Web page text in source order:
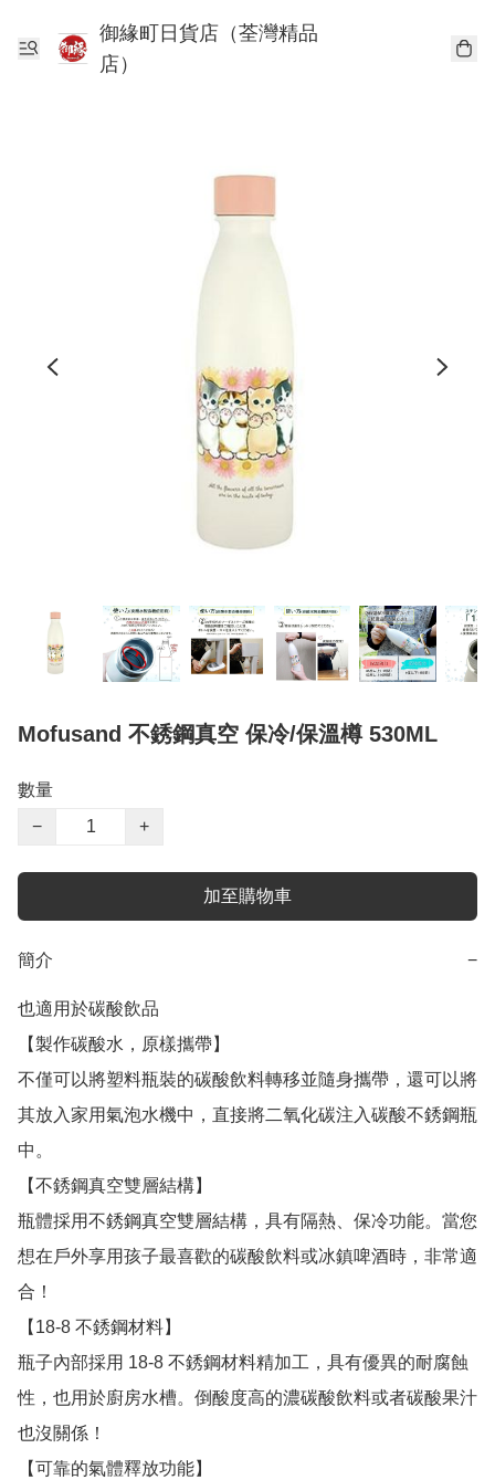
御緣町日貨店（荃灣精品
店）
Mofusand 不銹鋼真空 保冷/保溫樽 530ML
數量
−
+
加至購物車
簡介 −
也適用於碳酸飲品
【製作碳酸水，原樣攜帶】
不僅可以將塑料瓶裝的碳酸飲料轉移並隨身攜帶，還可以將
其放入家用氣泡水機中，直接將二氧化碳注入碳酸不銹鋼瓶
中。
【不銹鋼真空雙層結構】
瓶體採用不銹鋼真空雙層結構，具有隔熱、保冷功能。當您
想在戶外享用孩子最喜歡的碳酸飲料或冰鎮啤酒時，非常適
合！
【18-8 不銹鋼材料】
瓶子內部採用 18-8 不銹鋼材料精加工，具有優異的耐腐蝕
性，也用於廚房水槽。倒酸度高的濃碳酸飲料或者碳酸果汁
也沒關係！
【可靠的氣體釋放功能】